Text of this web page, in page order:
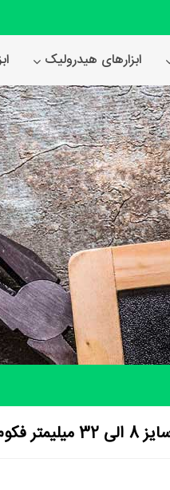
ابزارهای هیدرولیک